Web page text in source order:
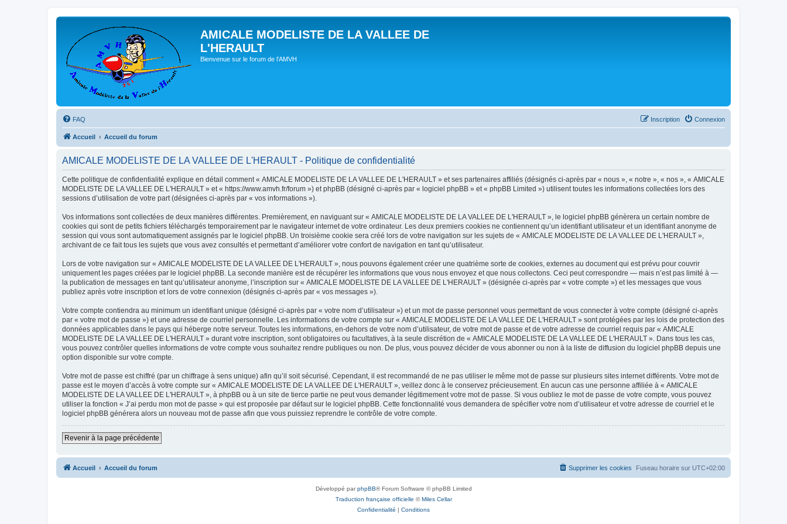
AMICALE MODELISTE DE LA VALLEE DE
L'HERAULT
Bienvenue sur le forum de l'AMVH
FAQ Connexion
Inscription
Accueil Accueil du forum
AMICALE MODELISTE DE LA VALLEE DE L'HERAULT - Politique de confidentialité
Cette politique de confidentialité explique en détail comment « AMICALE MODELISTE DE LA VALLEE DE L'HERAULT » et ses partenaires affiliés (désignés ci-après par « nous », « notre », « nos », « AMICALE
MODELISTE DE LA VALLEE DE L'HERAULT » et « https://www.amvh.fr/forum ») et phpBB (désigné ci-après par « logiciel phpBB » et « phpBB Limited ») utilisent toutes les informations collectées lors des
sessions d’utilisation de votre part (désignées ci-après par « vos informations »).
Vos informations sont collectées de deux manières différentes. Premièrement, en naviguant sur « AMICALE MODELISTE DE LA VALLEE DE L'HERAULT », le logiciel phpBB génèrera un certain nombre de
cookies qui sont de petits fichiers téléchargés temporairement par le navigateur internet de votre ordinateur. Les deux premiers cookies ne contiennent qu’un identifiant utilisateur et un identifiant anonyme de
session qui vous sont automatiquement assignés par le logiciel phpBB. Un troisième cookie sera créé lors de votre navigation sur les sujets de « AMICALE MODELISTE DE LA VALLEE DE L'HERAULT »,
archivant de ce fait tous les sujets que vous avez consultés et permettant d’améliorer votre confort de navigation en tant qu’utilisateur.
Lors de votre navigation sur « AMICALE MODELISTE DE LA VALLEE DE L'HERAULT », nous pouvons également créer une quatrième sorte de cookies, externes au document qui est prévu pour couvrir
uniquement les pages créées par le logiciel phpBB. La seconde manière est de récupérer les informations que vous nous envoyez et que nous collectons. Ceci peut correspondre — mais n’est pas limité à —
la publication de messages en tant qu’utilisateur anonyme, l’inscription sur « AMICALE MODELISTE DE LA VALLEE DE L'HERAULT » (désignée ci-après par « votre compte ») et les messages que vous
publiez après votre inscription et lors de votre connexion (désignés ci-après par « vos messages »).
Votre compte contiendra au minimum un identifiant unique (désigné ci-après par « votre nom d’utilisateur ») et un mot de passe personnel vous permettant de vous connecter à votre compte (désigné ci-après
par « votre mot de passe ») et une adresse de courriel personnelle. Les informations de votre compte sur « AMICALE MODELISTE DE LA VALLEE DE L'HERAULT » sont protégées par les lois de protection des
données applicables dans le pays qui héberge notre serveur. Toutes les informations, en-dehors de votre nom d’utilisateur, de votre mot de passe et de votre adresse de courriel requis par « AMICALE
MODELISTE DE LA VALLEE DE L'HERAULT » durant votre inscription, sont obligatoires ou facultatives, à la seule discrétion de « AMICALE MODELISTE DE LA VALLEE DE L'HERAULT ». Dans tous les cas,
vous pouvez contrôler quelles informations de votre compte vous souhaitez rendre publiques ou non. De plus, vous pouvez décider de vous abonner ou non à la liste de diffusion du logiciel phpBB depuis une
option disponible sur votre compte.
Votre mot de passe est chiffré (par un chiffrage à sens unique) afin qu’il soit sécurisé. Cependant, il est recommandé de ne pas utiliser le même mot de passe sur plusieurs sites internet différents. Votre mot de
passe est le moyen d’accès à votre compte sur « AMICALE MODELISTE DE LA VALLEE DE L'HERAULT », veillez donc à le conservez précieusement. En aucun cas une personne affiliée à « AMICALE
MODELISTE DE LA VALLEE DE L'HERAULT », à phpBB ou à un site de tierce partie ne peut vous demander légitimement votre mot de passe. Si vous oubliez le mot de passe de votre compte, vous pouvez
utiliser la fonction « J’ai perdu mon mot de passe » qui est proposée par défaut sur le logiciel phpBB. Cette fonctionnalité vous demandera de spécifier votre nom d’utilisateur et votre adresse de courriel et le
logiciel phpBB générera alors un nouveau mot de passe afin que vous puissiez reprendre le contrôle de votre compte.
Revenir à la page précédente
Accueil Accueil du forum Fuseau horaire sur UTC+02:00
Supprimer les cookies
Développé parphpBB® Forum Software © phpBB Limited
Traduction française officielle ©Miles Cellar
Confidentialité | Conditions